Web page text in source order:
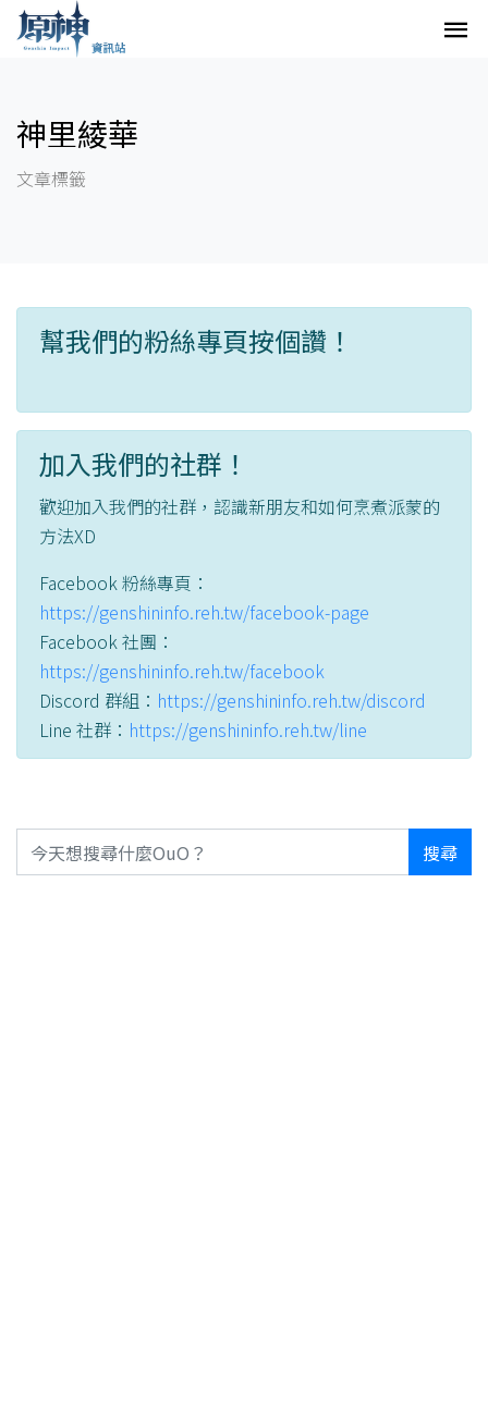
神里綾華
文章標籤
幫我們的粉絲專頁按個讚！
加入我們的社群！
歡迎加入我們的社群，認識新朋友和如何烹煮派蒙的
方法XD
Facebook 粉絲專頁：
https://genshininfo.reh.tw/facebook-page
Facebook 社團：
https://genshininfo.reh.tw/facebook
Discord 群組： https://genshininfo.reh.tw/discord
Line 社群： https://genshininfo.reh.tw/line
搜尋